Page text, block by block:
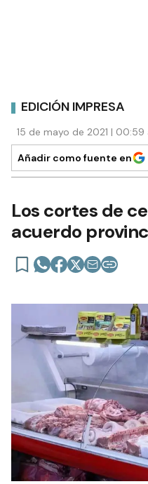
EDICIÓN IMPRESA
15 de mayo de 2021 |
Añadir como fuente en
Los cortes de
acuerdo